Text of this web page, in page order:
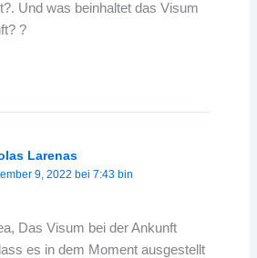
Und was beinhaltet das Visum
?
Larenas
9, 2022 bei 7:43 bin
Das Visum bei der Ankunft
es in dem Moment ausgestellt